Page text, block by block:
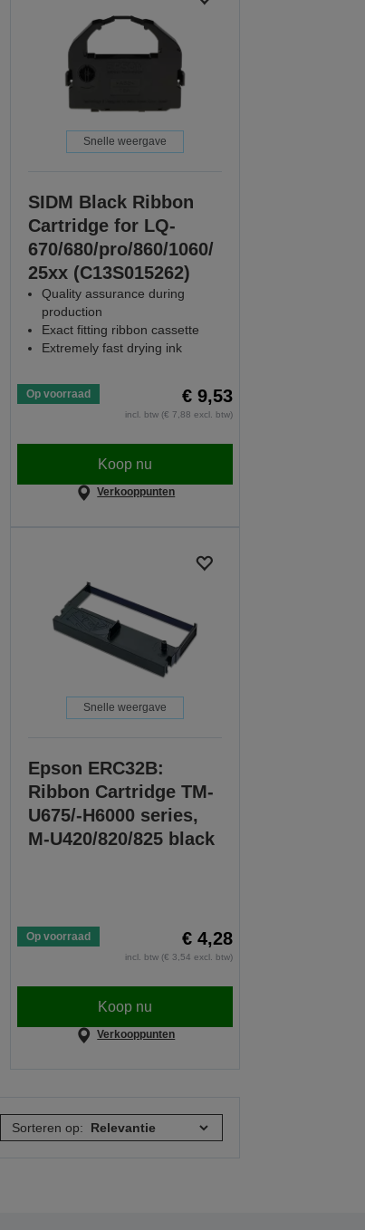
Snelle weergave
SIDM Black Ribbon
Cartridge for LQ-
670/680/pro/860/1060/
25xx (C13S015262)
Quality assurance during
production
Exact fitting ribbon cassette
Extremely fast drying ink
Op voorraad € 9,53
incl. btw (€ 7,88 excl. btw)
Koop nu
Verkooppunten
Snelle weergave
Epson ERC32B:
Ribbon Cartridge TM-
U675/-H6000 series,
M-U420/820/825 black
Op voorraad € 4,28
incl. btw (€ 3,54 excl. btw)
Koop nu
Verkooppunten
Sorteren op: